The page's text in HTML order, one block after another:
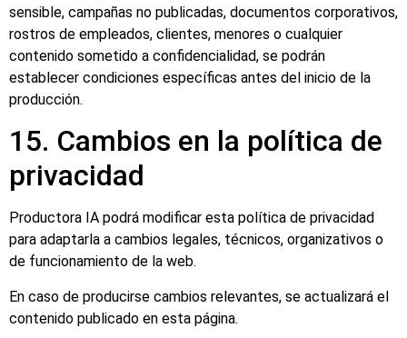
sensible, campañas no publicadas, documentos corporativos,
rostros de empleados, clientes, menores o cualquier
contenido sometido a confidencialidad, se podrán
establecer condiciones específicas antes del inicio de la
producción.
15. Cambios en la política de
privacidad
Productora IA podrá modificar esta política de privacidad
para adaptarla a cambios legales, técnicos, organizativos o
de funcionamiento de la web.
En caso de producirse cambios relevantes, se actualizará el
contenido publicado en esta página.